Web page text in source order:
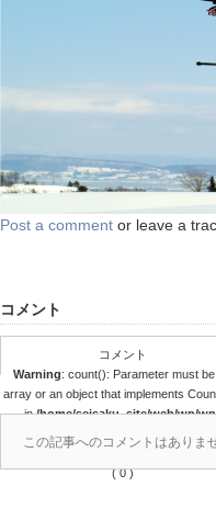
Post a comment or leave a
コメント
コメント
Warning: count(): Parameter must
array or an object that implements
in/home/seisaku_site/web/wp/
content/themes/seisaku/
36
( 0 )
この記事へのコメントはありま